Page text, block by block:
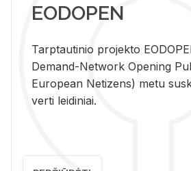
EODOPEN
Tarp­tau­ti­nio pro­jek­to
De­mand-Ne­twork Ope­ning
Eu­ro­pe­an Ne­ti­zens) metu
ver­ti lei­di­niai.